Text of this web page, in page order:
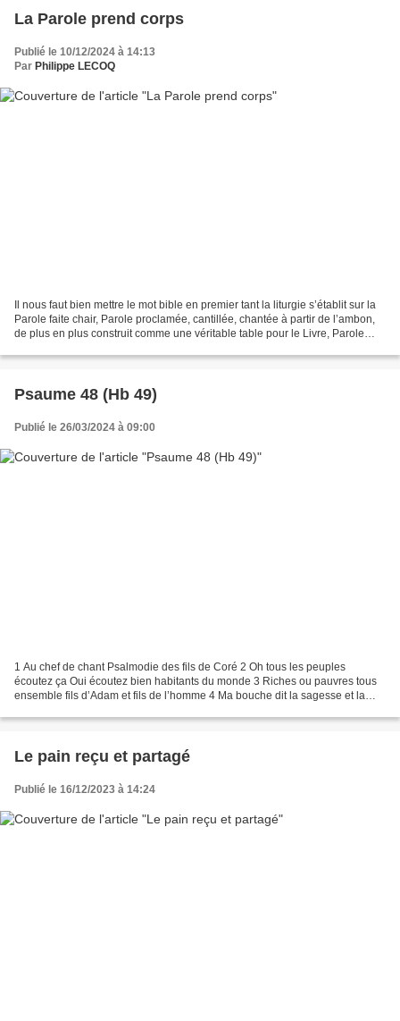
La Parole prend corps
Publié le 10/12/2024 à 14:13
Par Philippe LECOQ
Il nous faut bien mettre le mot bible en premier tant la liturgie s’établit sur la
Parole faite chair, Parole proclamée, cantillée, chantée à partir de l’ambon,
de plus en plus construit comme une véritable table pour le Livre, Parole
Psaume 48 (Hb 49)
Publié le 26/03/2024 à 09:00
1 Au chef de chant Psalmodie des fils de Coré 2 Oh tous les peuples
écoutez ça Oui écoutez bien habitants du monde 3 Riches ou pauvres tous
ensemble fils d’Adam et fils de l’homme 4 Ma bouche dit la sagesse et la
Le pain reçu et partagé
Publié le 16/12/2023 à 14:24